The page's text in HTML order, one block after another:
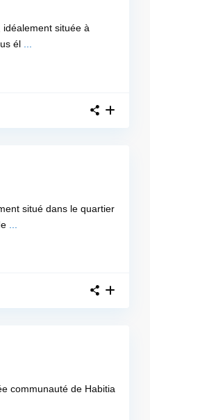
idéalement située à
él ...
situé dans le quartier
communauté de Habitia